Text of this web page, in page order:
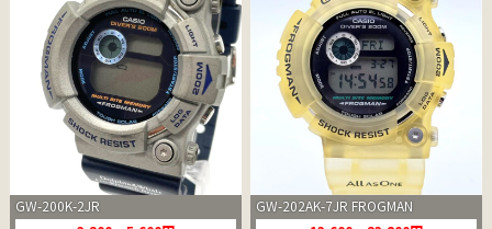
GW-200K-2JR
GW-202AK-7JR FROGMAN